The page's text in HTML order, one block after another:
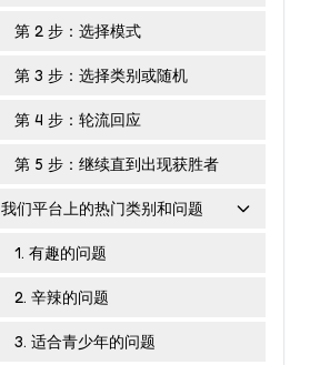
第 2 步：选择模式
第 3 步：选择类别或随机
第 4 步：轮流回应
第 5 步：继续直到出现获胜者
我们平台上的热门类别和问题
1. 有趣的问题
2. 辛辣的问题
3. 适合青少年的问题